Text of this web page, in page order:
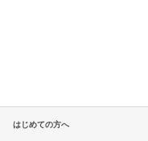
はじめての方へ